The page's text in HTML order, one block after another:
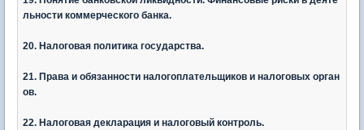
льности коммерческого банка.
20. Налоговая политика государства.
21. Права и обязанности налогоплательщиков и налоговых орган
ов.
22. Налоговая декларация и налоговый контроль.